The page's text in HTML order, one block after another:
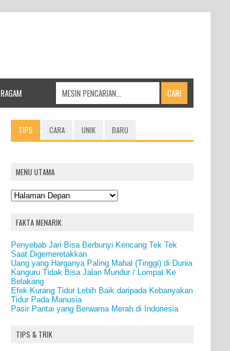
RAGAM
TIPS CARA UNIK BARU
MENU UTAMA
FAKTA MENARIK
Penyebab Jari Bisa Berbunyi Kencang Tek Tek
Saat Digemeretakkan
Uang yang Harganya Paling Mahal (Tinggi) di Dunia
Kanguru Tidak Bisa Jalan Mundur / Lompat Ke
Belakang
Efek Kurang Tidur Lebih Baik daripada Kebanyakan
Tidur Pada Manusia
Pasir Pantai yang Berwarna Merah di Indonesia
TIPS & TRIK